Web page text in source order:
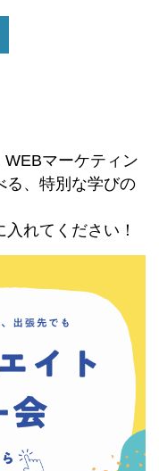
マーケティン
る、特別な学びの
れてください！